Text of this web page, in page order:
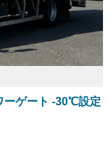
ーゲート -30℃設定